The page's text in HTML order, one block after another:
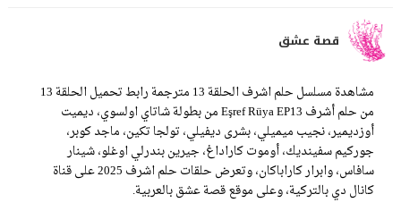
قصة عشق
مشاهدة مسلسل حلم اشرف الحلقة 13 مترجمة رابط تحميل الحلقة 13
من حلم أشرف Eşref Rüya EP13 من بطولة شاتاي اولسوي، ديميت
أوزديمير، نجيب ميميلي، بشرى ديفيلي، تولجا تكين، ماجد كوبر،
جوركيم سفينديك، أوموت كاراداغ، جيرين بندرلي اوغلو، شينار
سافاس، وابرار كاراباكان، وتعرض حلقات حلم اشرف 2025 على قناة
كانال دي بالتركية، وعلى موقع قصة عشق بالعربية.